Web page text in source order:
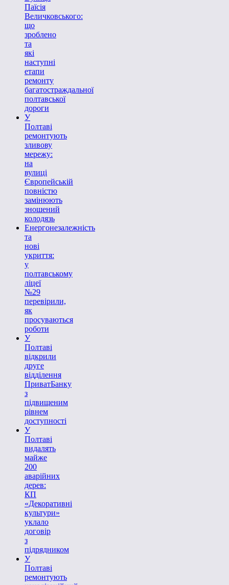
Паїсія
Величковського:
що
зроблено
та
які
наступні
етапи
ремонту
багатостраждальної
полтавської
дороги
У
Полтаві
ремонтують
зливову
мережу:
на
вулиці
Європейській
повністю
замінюють
зношений
колодязь
Енергонезалежність
та
нові
укриття:
у
полтавському
ліцеї
№29
перевірили,
як
просуваються
роботи
У
Полтаві
відкрили
друге
відділення
ПриватБанку
з
підвищеним
рівнем
доступності
У
Полтаві
видалять
майже
200
аварійних
дерев:
КП
«Декоративні
культури»
уклало
договір
з
підрядником
У
Полтаві
ремонтують